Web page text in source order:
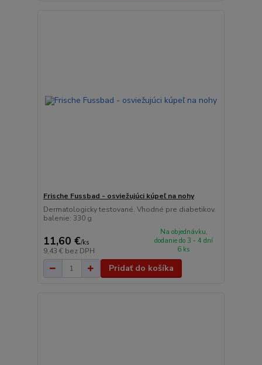
Frische Fussbad - osviežujúci kúpeľ na nohy
Dermatologicky testované. Vhodné pre diabetikov.
balenie: 330 g
11,60 €/ks
9,43 € bez DPH
Na objednávku,
dodanie do 3 - 4 dní
6 ks
Pridať do košíka